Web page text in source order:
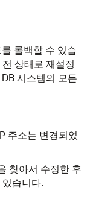
롤백할 수 있습
상태로 재설정
시스템의 모든
주소는 변경되었
찾아서 수정한 후
습니다.